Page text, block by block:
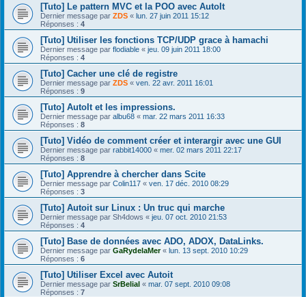
[Tuto] Le pattern MVC et la POO avec AutoIt
Dernier message par ZDS « lun. 27 juin 2011 15:12
Réponses : 4
[Tuto] Utiliser les fonctions TCP/UDP grace à hamachi
Dernier message par flodiable « jeu. 09 juin 2011 18:00
Réponses : 4
[Tuto] Cacher une clé de registre
Dernier message par ZDS « ven. 22 avr. 2011 16:01
Réponses : 9
[Tuto] AutoIt et les impressions.
Dernier message par albu68 « mar. 22 mars 2011 16:33
Réponses : 8
[Tuto] Vidéo de comment créer et interargir avec une GUI
Dernier message par rabbit14000 « mer. 02 mars 2011 22:17
Réponses : 8
[Tuto] Apprendre à chercher dans Scite
Dernier message par Colin117 « ven. 17 déc. 2010 08:29
Réponses : 3
[Tuto] Autoit sur Linux : Un truc qui marche
Dernier message par Sh4dows « jeu. 07 oct. 2010 21:53
Réponses : 4
[Tuto] Base de données avec ADO, ADOX, DataLinks.
Dernier message par GaRydelaMer« lun. 13 sept. 2010 10:29
Réponses : 6
[Tuto] Utiliser Excel avec Autoit
Dernier message par SrBelial « mar. 07 sept. 2010 09:08
Réponses : 7